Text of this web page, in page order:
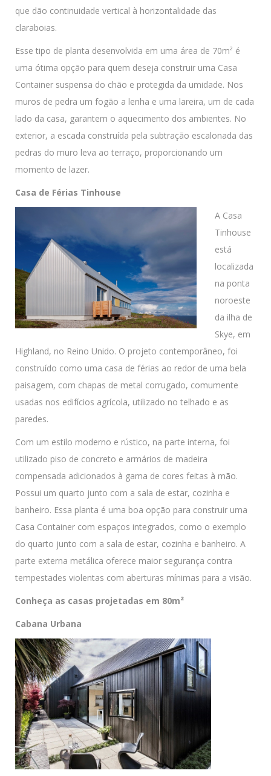
que dão continuidade vertical à horizontalidade das
claraboias.
Esse tipo de planta desenvolvida em uma área de 70m² é
uma ótima opção para quem deseja construir uma Casa
Container suspensa do chão e protegida da umidade. Nos
muros de pedra um fogão a lenha e uma lareira, um de cada
lado da casa, garantem o aquecimento dos ambientes. No
exterior, a escada construída pela subtração escalonada das
pedras do muro leva ao terraço, proporcionando um
momento de lazer.
Casa de Férias Tinhouse
A Casa
Tinhouse
está
localizada
na ponta
noroeste
da ilha de
Skye, em
Highland, no Reino Unido. O projeto contemporâneo, foi
construído como uma casa de férias ao redor de uma bela
paisagem, com chapas de metal corrugado, comumente
usadas nos edifícios agrícola, utilizado no telhado e as
paredes.
Com um estilo moderno e rústico, na parte interna, foi
utilizado piso de concreto e armários de madeira
compensada adicionados à gama de cores feitas à mão.
Possui um quarto junto com a sala de estar, cozinha e
banheiro. Essa planta é uma boa opção para construir uma
Casa Container com espaços integrados, como o exemplo
do quarto junto com a sala de estar, cozinha e banheiro. A
parte externa metálica oferece maior segurança contra
tempestades violentas com aberturas mínimas para a visão.
Conheça as casas projetadas em 80m²
Cabana Urbana